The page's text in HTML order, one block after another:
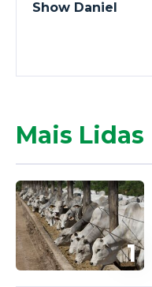
Show Daniel
Mais Lidas
1